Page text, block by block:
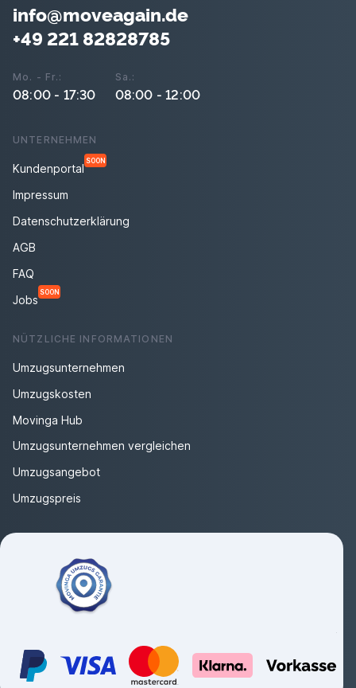
info@moveagain.de
+49 221 82828785
Mo. - Fr.:
08:00 - 17:30
Sa.:
08:00 - 12:00
UNTERNEHMEN
Kundenportal
SOON
Impressum
Datenschutzerklärung
AGB
FAQ
Jobs
SOON
NÜTZLICHE INFORMATIONEN
Umzugsunternehmen
Umzugskosten
Movinga Hub
Umzugsunternehmen vergleichen
Umzugsangebot
Umzugspreis